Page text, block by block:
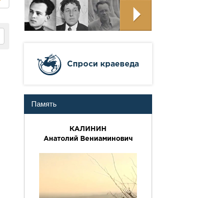
Cпроси краеведа
Память
КАЛИНИН
Анатолий Вениаминович